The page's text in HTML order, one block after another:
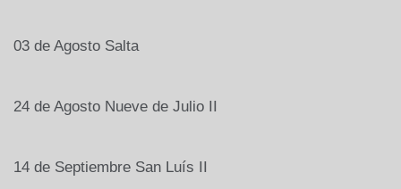
03 de Agosto Salta
24 de Agosto Nueve de Julio II
14 de Septiembre San Luís II